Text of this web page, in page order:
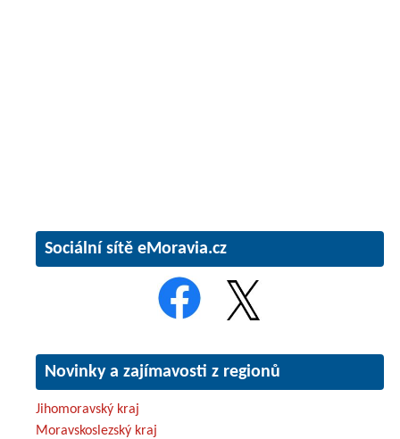
Sociální sítě eMoravia.cz
Novinky a zajímavosti z regionů
Jihomoravský kraj
Moravskoslezský kraj